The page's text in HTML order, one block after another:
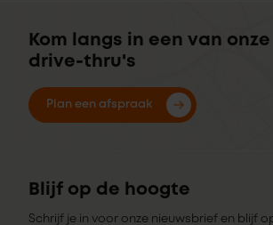
Kom langs in een van onze
drive-thru's
Plan een afspraak
Blijf op de hoogte
Schrijf je in voor onze nieuwsbrief en blijf